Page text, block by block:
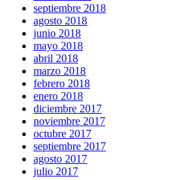
septiembre 2018
agosto 2018
junio 2018
mayo 2018
abril 2018
marzo 2018
febrero 2018
enero 2018
diciembre 2017
noviembre 2017
octubre 2017
septiembre 2017
agosto 2017
julio 2017